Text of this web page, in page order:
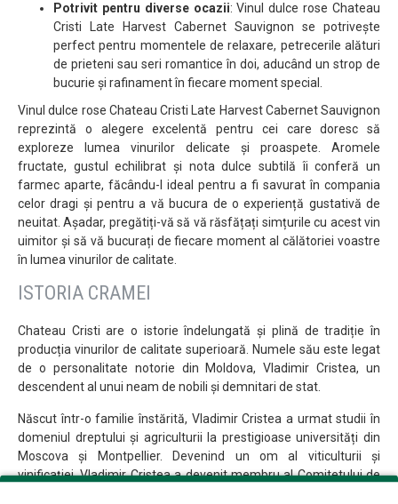
Potrivit pentru diverse ocazii: Vinul dulce rose Chateau
Cristi Late Harvest Cabernet Sauvignon se potrivește
perfect pentru momentele de relaxare, petrecerile alături
de prieteni sau seri romantice în doi, aducând un strop de
bucurie și rafinament în fiecare moment special.
Vinul dulce rose Chateau Cristi Late Harvest Cabernet Sauvignon
reprezintă o alegere excelentă pentru cei care doresc să
exploreze lumea vinurilor delicate și proaspete. Aromele
fructate, gustul echilibrat și nota dulce subtilă îi conferă un
farmec aparte, făcându-l ideal pentru a fi savurat în compania
celor dragi și pentru a vă bucura de o experiență gustativă de
neuitat. Așadar, pregătiți-vă să vă răsfățați simțurile cu acest vin
uimitor și să vă bucurați de fiecare moment al călătoriei voastre
în lumea vinurilor de calitate.
ISTORIA CRAMEI
Chateau Cristi are o istorie îndelungată și plină de tradiție în
producția vinurilor de calitate superioară. Numele său este legat
de o personalitate notorie din Moldova, Vladimir Cristea, un
descendent al unui neam de nobili și demnitari de stat.
Născut într-o familie înstărită, Vladimir Cristea a urmat studii în
domeniul dreptului și agriculturii la prestigioase universități din
Moscova și Montpellier. Devenind un om al viticulturii și
vinificației, Vladimir Cristea a devenit membru al Comitetului de